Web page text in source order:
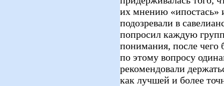
их мнению «ипостась»
подозревали в
попросил каждую
понимания, после
по этому вопросу
рекомендовали
как лучшей и более